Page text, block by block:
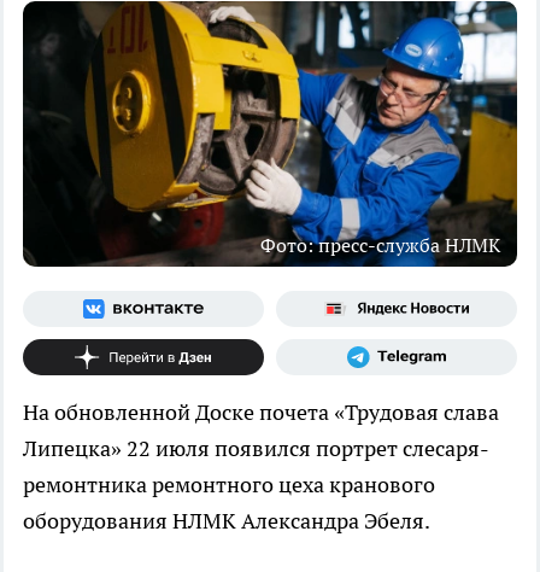
Фото: пресс-служба НЛМК
На обновленной Доске почета «Трудовая слава
Липецка» 22 июля появился портрет слесаря-
ремонтника ремонтного цеха кранового
оборудования НЛМК Александра Эбеля.